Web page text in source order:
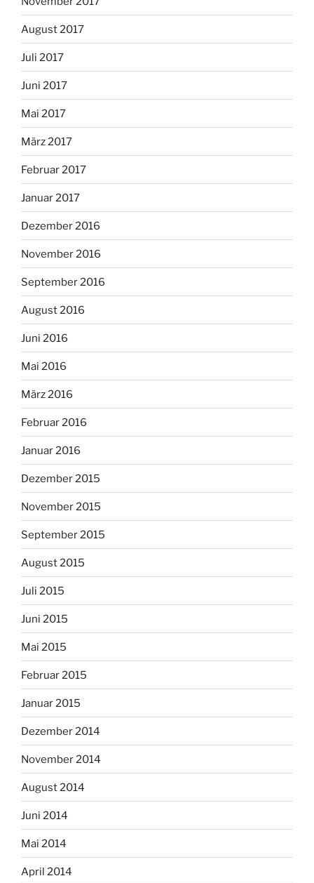
August 2017
Juli 2017
Juni 2017
Mai 2017
März 2017
Februar 2017
Januar 2017
Dezember 2016
November 2016
September 2016
August 2016
Juni 2016
Mai 2016
März 2016
Februar 2016
Januar 2016
Dezember 2015
November 2015
September 2015
August 2015
Juli 2015
Juni 2015
Mai 2015
Februar 2015
Januar 2015
Dezember 2014
November 2014
August 2014
Juni 2014
Mai 2014
April 2014